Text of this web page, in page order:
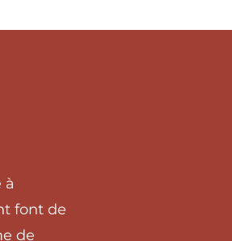
à
font de
de